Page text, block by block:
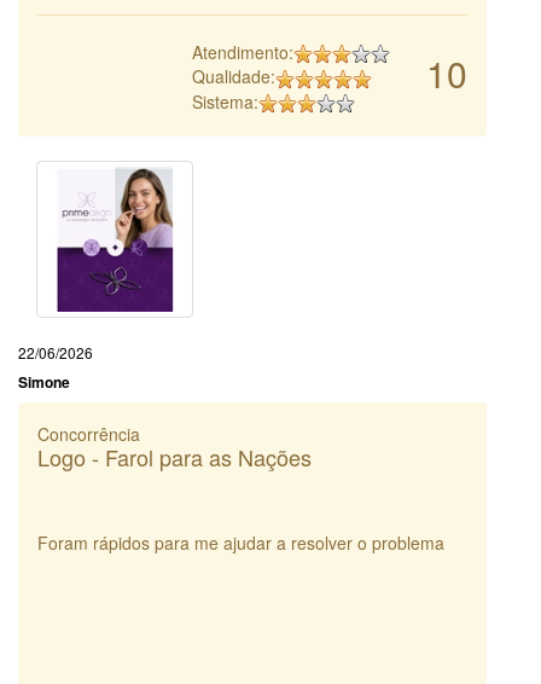
10
Atendimento:
Qualidade:
Sistema:
22/06/2026
Simone
Concorrência
Logo - Farol para as Nações
Foram rápidos para me ajudar a resolver o problema